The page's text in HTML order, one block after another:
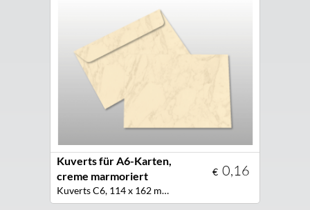
€ 0,16
Kuverts für A6-Karten,
creme marmoriert
Kuverts C6, 114 x 162 mm, haftklebend, Farbe creme marmoriert